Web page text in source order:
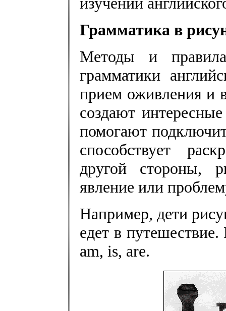
Грамматика в
Методы и
грамматики
прием оживления и
создают
помогают
способствует
другой стороны,
явление или
Например, дети
едет в
am, is, are.